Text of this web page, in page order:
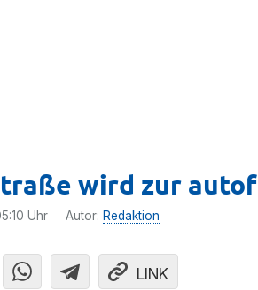
wird zur
Uhr Autor: Redaktion
LINK